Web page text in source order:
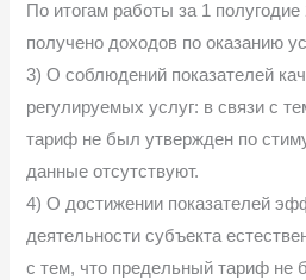
По итогам работы за 1
получено доходов по оказанию
3) О соблюдений показателей
регулируемых услуг: в связи с
тариф не был утвержден по
данные отсутствуют.
4) О достижении показателей
деятельности субъекта
с тем, что предельный тариф не